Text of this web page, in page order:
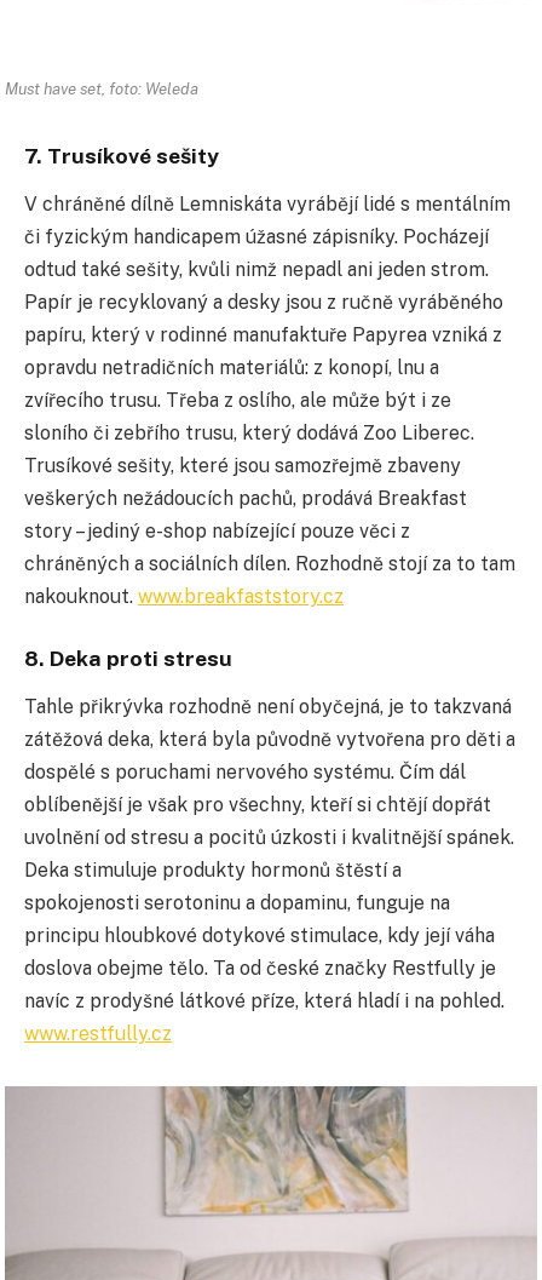
Must have set, foto: Weleda
7. Trusíkové sešity
V chráněné dílně Lemniskáta vyrábějí lidé s mentálním
či fyzickým handicapem úžasné zápisníky. Pocházejí
odtud také sešity, kvůli nimž nepadl ani jeden strom.
Papír je recyklovaný a desky jsou z ručně vyráběného
papíru, který v rodinné manufaktuře Papyrea vzniká z
opravdu netradičních materiálů: z konopí, lnu a
zvířecího trusu. Třeba z oslího, ale může být i ze
sloního či zebřího trusu, který dodává Zoo Liberec.
Trusíkové sešity, které jsou samozřejmě zbaveny
veškerých nežádoucích pachů, prodává Breakfast
story – jediný e-shop nabízející pouze věci z
chráněných a sociálních dílen. Rozhodně stojí za to tam
nakouknout. www.breakfaststory.cz
8. Deka proti stresu
Tahle přikrývka rozhodně není obyčejná, je to takzvaná
zátěžová deka, která byla původně vytvořena pro děti a
dospělé s poruchami nervového systému. Čím dál
oblíbenější je však pro všechny, kteří si chtějí dopřát
uvolnění od stresu a pocitů úzkosti i kvalitnější spánek.
Deka stimuluje produkty hormonů štěstí a
spokojenosti serotoninu a dopaminu, funguje na
principu hloubkové dotykové stimulace, kdy její váha
doslova obejme tělo. Ta od české značky Restfully je
navíc z prodyšné látkové příze, která hladí i na pohled.
www.restfully.cz